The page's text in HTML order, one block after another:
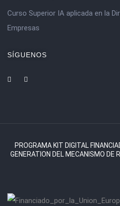
Curso Superior IA aplicada en la
Empresas
SÍGUENOS
PROGRAMA KIT DIGITAL
GENERATION DEL MECANISMO DE